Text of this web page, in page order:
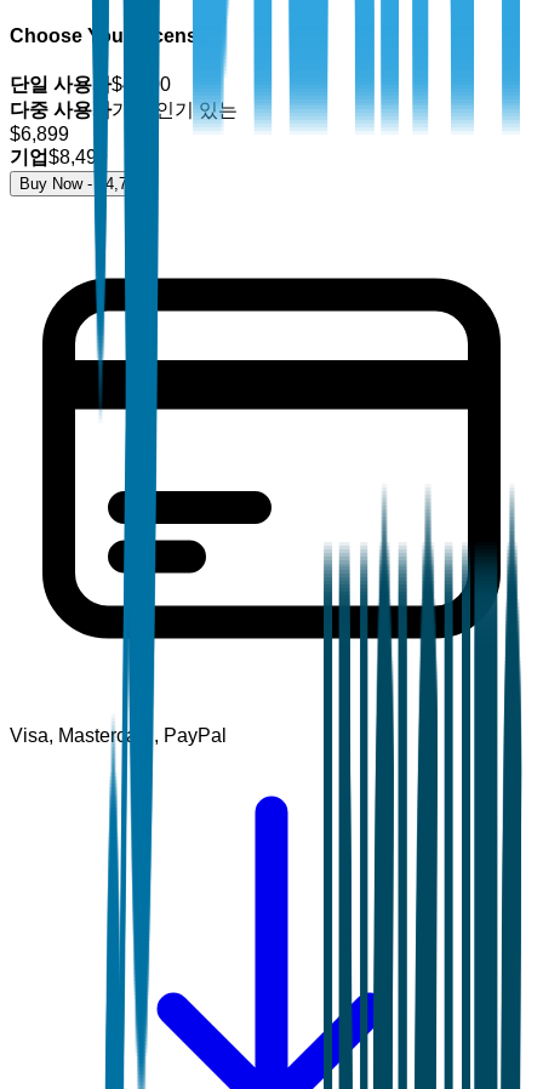
Choose Your License
단일 사용자$4,700
다중 사용자가장 인기 있는
$6,899
기업$8,499
Buy Now - $ 4,700
Visa, Mastercard, PayPal